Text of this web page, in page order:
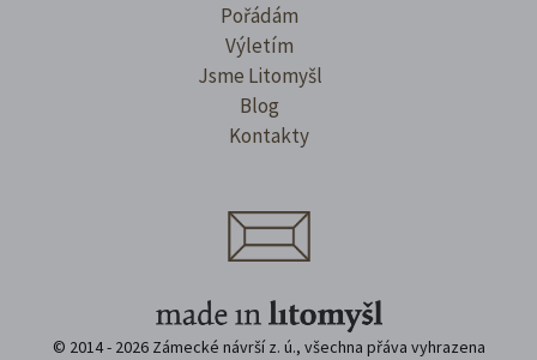
Pořádám
Výletím
Jsme Litomyšl
Blog
Kontakty
© 2014 - 2026 Zámecké návrší z. ú., všechna přáva vyhrazena